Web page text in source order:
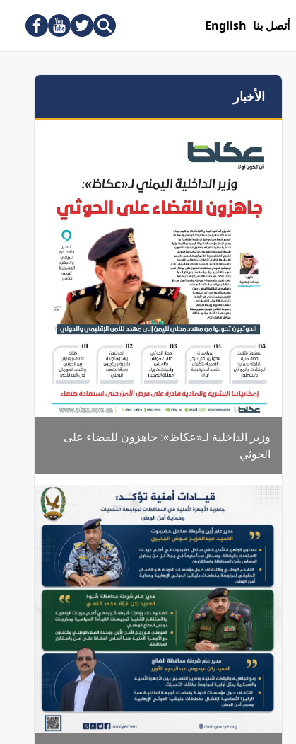
أتصل بنا English
الأخبار
وزير الداخلية لـ«عكاظ»: جاهزون للقضاء على
الحوثي